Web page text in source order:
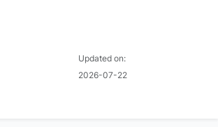
Updated on:
2026-07-22